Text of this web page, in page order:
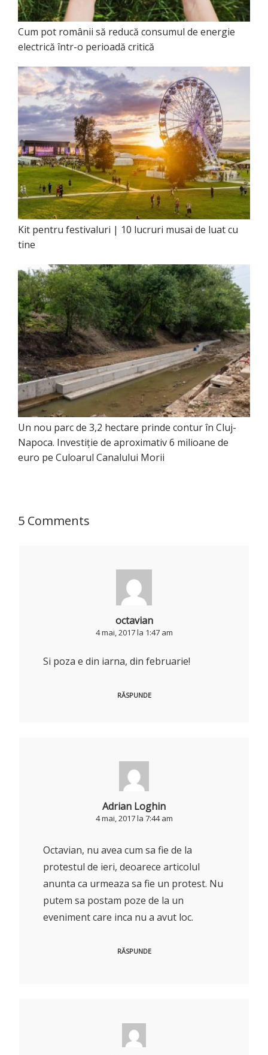
Cum pot românii să reducă consumul de energie
electrică într-o perioadă critică
Kit pentru festivaluri | 10 lucruri musai de luat cu
tine
Un nou parc de 3,2 hectare prinde contur în Cluj-
Napoca. Investiție de aproximativ 6 milioane de
euro pe Culoarul Canalului Morii
5 Comments
octavian
4 mai, 2017 la 1:47 am
Si poza e din iarna, din februarie!
RĂSPUNDE
Adrian Loghin
4 mai, 2017 la 7:44 am
Octavian, nu avea cum sa fie de la
protestul de ieri, deoarece articolul
anunta ca urmeaza sa fie un protest. Nu
putem sa postam poze de la un
eveniment care inca nu a avut loc.
RĂSPUNDE